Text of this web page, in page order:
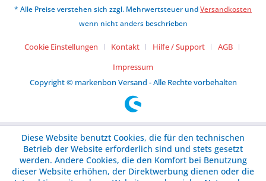
* Alle Preise verstehen sich zzgl. Mehrwertsteuer undVersandkosten
wenn nicht anders beschrieben
Cookie Einstellungen Kontakt Hilfe / Support
AGB
Impressum
Copyright © markenbon Versand - Alle Rechte vorbehalten
Diese Website benutzt Cookies, die für den technischen
Betrieb der Website erforderlich sind und stets gesetzt
werden. Andere Cookies, die den Komfort bei Benutzung
dieser Website erhöhen, der Direktwerbung dienen oder die